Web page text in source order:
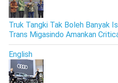
Truk Tangki Tak Boleh Banyak
Trans Migasindo Amankan
English